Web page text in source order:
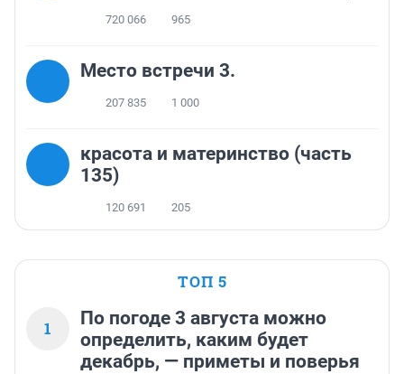
720 066 965
Место встречи 3.
207 835 1 000
красота и материнство (часть
135)
120 691 205
ТОП 5
1
По погоде 3 августа можно
определить, каким будет
декабрь, — приметы и поверья